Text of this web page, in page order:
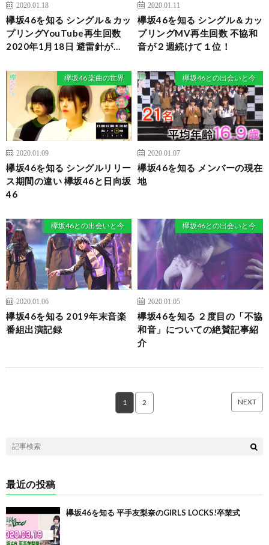
2020.01.18
欅坂46を知る シングル＆カッ
プリングYouTube再生回数
2020年1月18日 避雷針が…
2020.01.11
欅坂46を知る シングル＆カッ
プリングMV再生回数 不協和
音が２週続けて１位！
欅坂46 楽曲の世界
2020.01.09
欅坂46を知る シングルリリー
ス期間の違い 欅坂46と日向坂
46
欅坂46との出会いと今
2020.01.07
欅坂46を知る メンバーの現在
地
欅坂46との出会いと今
2020.01.06
欅坂46を知る 2019年末音楽
番組出演記録
欅坂46との出会いと今
2020.01.05
欅坂46を知る ２度目の「不協
和音」についての絶賛記事紹
介
1 2 NEXT
最近の投稿
欅坂46を知る 平手友梨奈のGIRLS LOCKS!卒業式